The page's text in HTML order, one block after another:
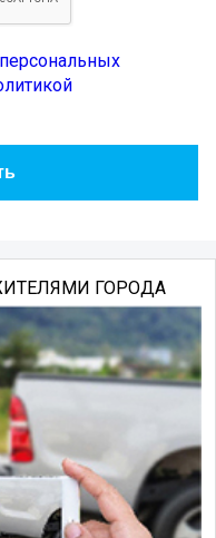
персональных
ГОРОДА